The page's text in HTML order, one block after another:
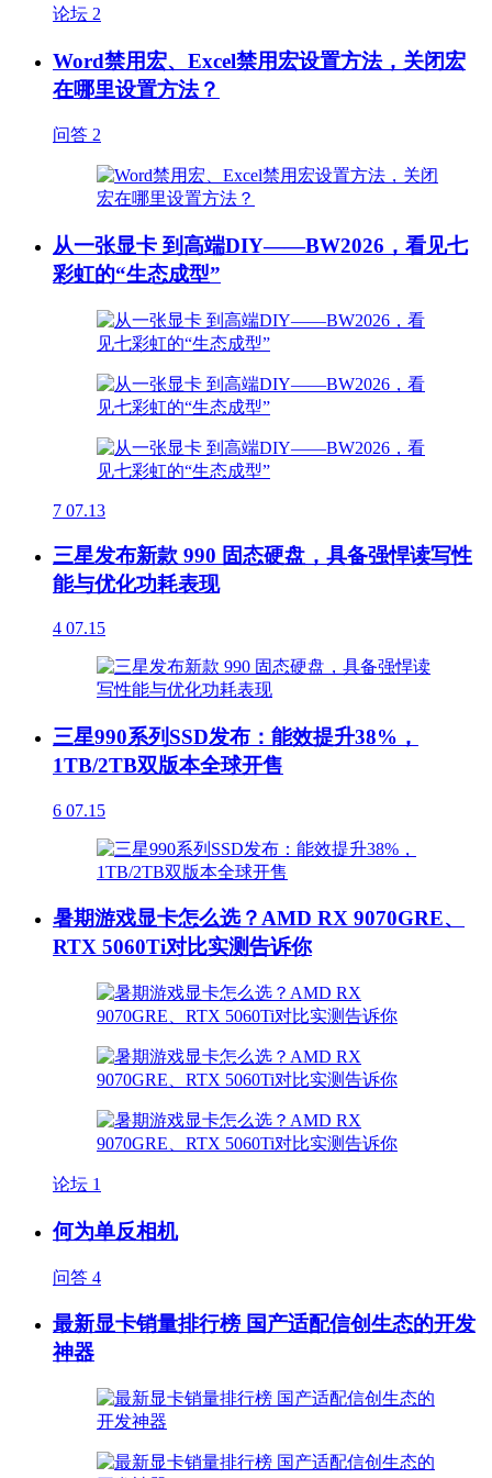
论坛 2
Word禁用宏、Excel禁用宏设置方法，关闭宏
在哪里设置方法？
问答 2
从一张显卡 到高端DIY——BW2026，看见七
彩虹的“生态成型”
7 07.13
三星发布新款 990 固态硬盘，具备强悍读写性
能与优化功耗表现
4 07.15
三星990系列SSD发布：能效提升38%，
1TB/2TB双版本全球开售
6 07.15
暑期游戏显卡怎么选？AMD RX 9070GRE、
RTX 5060Ti对比实测告诉你
论坛 1
何为单反相机
问答 4
最新显卡销量排行榜 国产适配信创生态的开发
神器